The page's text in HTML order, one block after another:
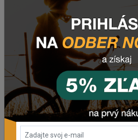
27,5"
Ráfik WTB KOM TOUGH
Na externom sklade
2 578,66 Kč
DETAIL